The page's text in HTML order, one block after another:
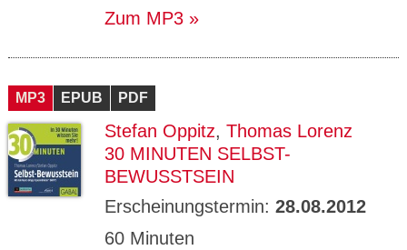
Zum MP3
MP3 EPUB PDF
Stefan Oppitz, Thomas Lorenz
30 MINUTEN SELBST-
BEWUSSTSEIN
Erscheinungstermin: 28.08.2012
60 Minuten